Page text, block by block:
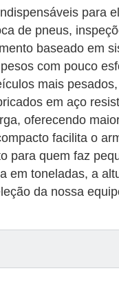
para
de pneus,
baseado em
com pouco
mais
em aço
oferecendo
facilita o
para quem faz
em toneladas, a
da nossa